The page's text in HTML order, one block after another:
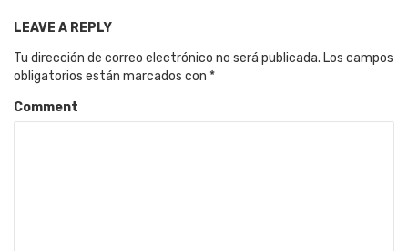
LEAVE A REPLY
Tu dirección de correo electrónico no será publicada. Los campos
obligatorios están marcados con *
Comment